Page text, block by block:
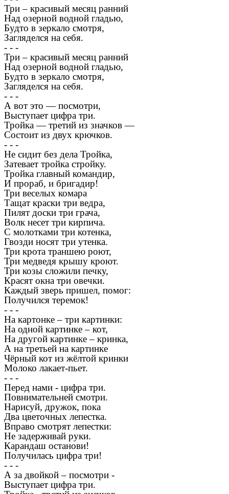
Три – красивый месяц ранний
Над озерной водной гладью,
Будто в зеркало смотря,
Загляделся на себя.
- - -
Три – красивый месяц ранний
Над озерной водной гладью,
Будто в зеркало смотря,
Загляделся на себя.
- - -
А вот это — посмотри,
Выступает цифра три.
Тройка — третий из значков —
Состоит из двух крючков.
- - -
Не сидит без дела Тройка,
Затевает тройка стройку.
Тройка главный командир,
И прораб, и бригадир!
Три веселых комара
Тащат краски три ведра,
Пилят доски три грача,
Волк несет три кирпича.
С молотками три котенка,
Гвозди носят три утенка.
Три крота траншею роют,
Три медведя крышу кроют.
Три козы сложили печку,
Красят окна три овечки.
Каждый зверь пришел, помог:
Получился теремок!
- - -
На картонке – три картинки:
На одной картинке – кот,
На другой картинке – кринка,
А на третьей на картинке
Чёрный кот из жёлтой кринки
Молоко лакает-пьет.
- - -
Перед нами - цифра три.
Повнимательней смотри.
Нарисуй, дружок, пока
Два цветочных лепестка.
Вправо смотрят лепестки:
Не задерживай руки.
Карандаш останови!
Получилась цифра три!
- - -
А за двойкой – посмотри -
Выступает цифра три.